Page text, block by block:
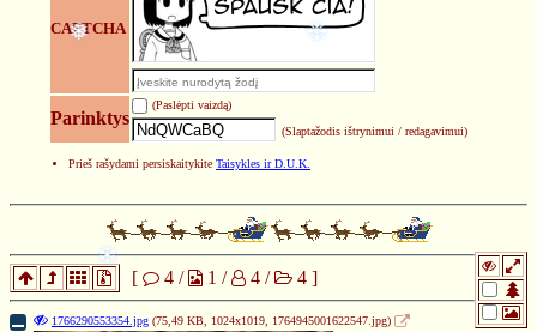
CAPTCHA
Parinktys
(Paslėpti vaizdą)
(Slaptažodis ištrynimui / redagavimui)
Prieš rašydami persiskaitykite Taisykles ir D.U.K.
❄
❉
[ 4 / 1 / 4 / 4 ]
1766290553354.jpg (75,49 KB, 1024x1019, 1764945001622547.jpg)